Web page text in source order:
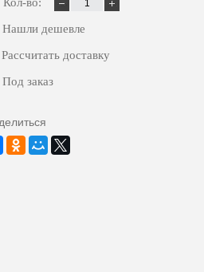
Нашли дешевле
Рассчитать доставку
Под заказ